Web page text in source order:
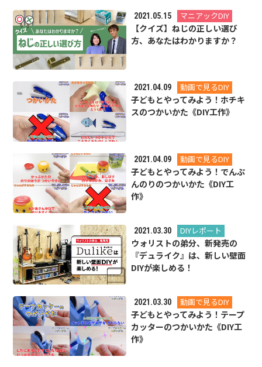
2021.05.15 マニアックDIY
【クイズ】ねじの正しい選び
方、あなたはわかりますか？
2021.04.09 動画で見るDIY
子どもとやってみよう！ホチキ
スのつかいかた《DIY工作》
2021.04.09 動画で見るDIY
子どもとやってみよう！でんぷ
んのりのつかいかた《DIY工
作》
2021.03.30 DIYレポート
ウォリストの弟分、新発売の
『デュライク』は、新しい壁面
DIYが楽しめる！
2021.03.30 動画で見るDIY
子どもとやってみよう！テープ
カッターのつかいかた《DIY工
作》